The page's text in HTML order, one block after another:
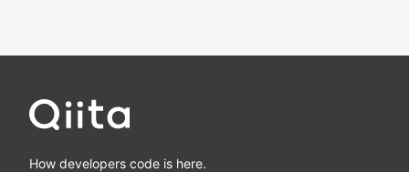
How developers code is here.